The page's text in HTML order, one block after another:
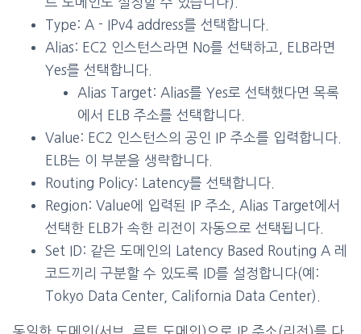
Type: A - IPv4 address를 선택합니다.
Alias: EC2 인스턴스라면 No를 선택하고, ELB라면
Yes를 선택합니다.
Alias Target: Alias를 Yes로 선택했다면 목록
에서 ELB 주소를 선택합니다.
Value: EC2 인스턴스의 공인 IP 주소를 입력합니다.
ELB는 이 부분을 생략합니다.
Routing Policy: Latency를 선택합니다.
Region: Value에 입력된 IP 주소, Alias Target에서
선택한 ELB가 속한 리전이 자동으로 선택됩니다.
Set ID: 같은 도메인의 Latency Based Routing A 레
코드끼리 구분할 수 있도록 ID를 설정합니다(예:
Tokyo Data Center, California Data Center).
동일한 도메인(서브, 루트 도메인)으로 IP 주소(리전)를 다